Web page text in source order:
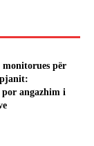
për
angazhim i